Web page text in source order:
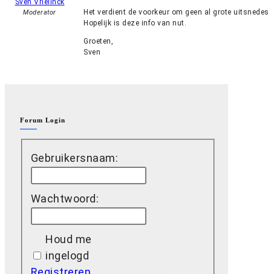
Moderator
Het verdient de voorkeur om geen al grote
Hopelijk is deze info van nut.
Groeten,
Sven
Forum Login
Gebruikersnaam:
Wachtwoord:
Houd me
ingelogd